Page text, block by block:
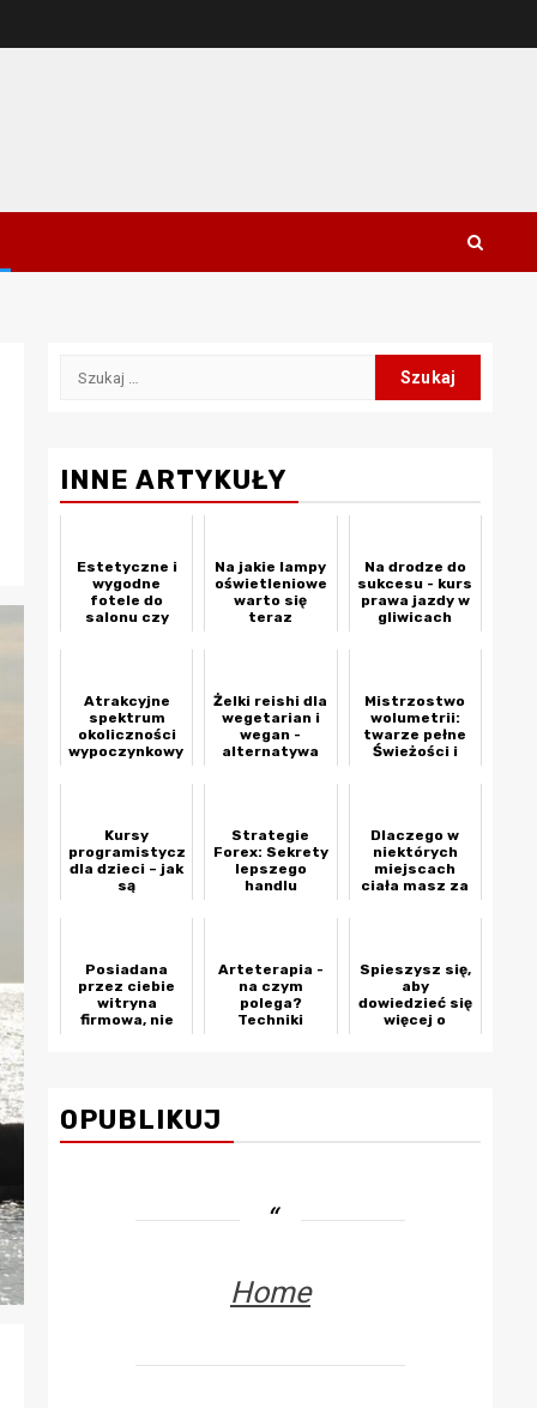
Szukaj:
INNE ARTYKUŁY
Estetyczne i
wygodne
fotele do
salonu czy
Na jakie lampy
oświetleniowe
warto się
teraz
Na drodze do
sukcesu - kurs
prawa jazdy w
gliwicach
Atrakcyjne
spektrum
okoliczności
wypoczynkowych
Żelki reishi dla
wegetarian i
wegan -
alternatywa
Mistrzostwo
wolumetrii:
twarze pełne
Świeżości i
Kursy
programistyczne
dla dzieci – jak
są
Strategie
Forex: Sekrety
lepszego
handlu
Dlaczego w
niektórych
miejscach
ciała masz za
Posiadana
przez ciebie
witryna
firmowa, nie
Arteterapia -
na czym
polega?
Techniki
Spieszysz się,
aby
dowiedzieć się
więcej o
OPUBLIKUJ
Home